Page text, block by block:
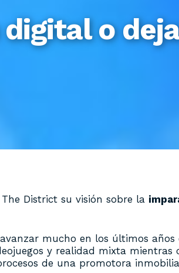
o
District su visión sobre la
mucho en los últimos años
y realidad mixta mientras
de una promotora